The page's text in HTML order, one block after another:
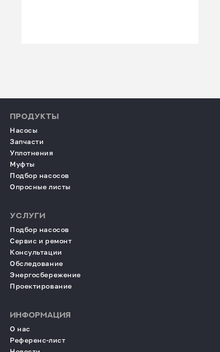
ПРОДУКТЫ
Насосы
Запчасти
Уплотнения
Муфты
Подбор насосов
Опросные листы
УСЛУГИ
Подбор насосов
Сервис и ремонт
Консультации
Обследование
Энергосбережение
Проектирование
ИНФОРМАЦИЯ
О нас
Референс-лист